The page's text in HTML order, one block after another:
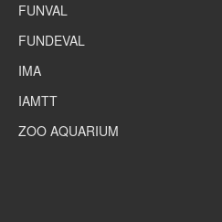
FUNVAL
FUNDEVAL
IMA
IAMTT
ZOO AQUARIUM